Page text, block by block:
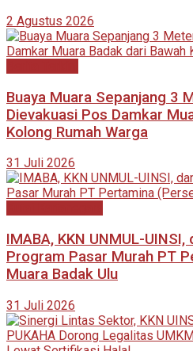
2 Agustus 2026
Buaya Muara Sepanjang 3
Dievakuasi Pos Damkar
Kolong Rumah Warga
31 Juli 2026
IMABA, KKN UNMUL-
Program Pasar Murah PT
Muara Badak Ulu
31 Juli 2026